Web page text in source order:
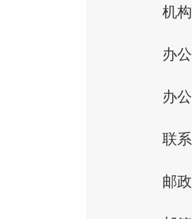
机
办
办
联
邮